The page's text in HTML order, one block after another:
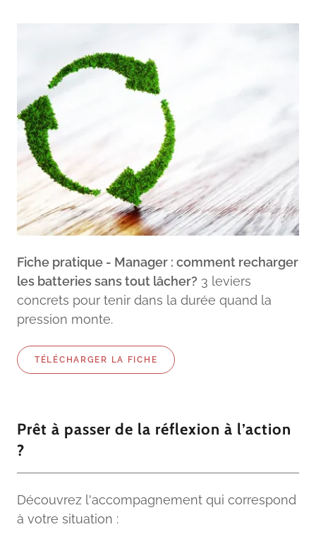
Fiche pratique - Manager : comment recharger
les batteries sans tout lâcher? 3 leviers
concrets pour tenir dans la durée quand la
pression monte.
TÉLÉCHARGER LA FICHE
Prêt à passer de la réflexion à l’action
?
Découvrez l'accompagnement qui correspond
à votre situation :